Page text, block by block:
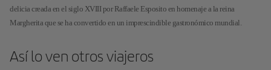
delicia creada en el siglo XVIII por Raffaele Esposito en homenaje a la reina
Margherita que se ha convertido en un imprescindible gastronómico mundial.
Así lo ven otros viajeros